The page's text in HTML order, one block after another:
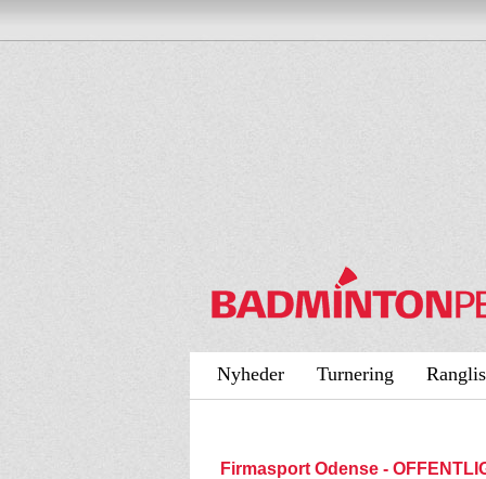
Nyheder Turnering
Firmasport Odense -